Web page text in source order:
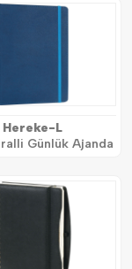
Hereke-L
Günlük Ajanda